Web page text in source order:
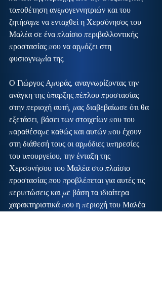
τοποθέτηση ανεμογεννητριών και του
ζητήσαμε να ενταχθεί η Χερσόνησος του
Μαλέα σε ένα πλαίσιο περιβαλλοντικής
προστασίας που να αρμόζει στη
φυσιογνωμία της.
Ο Γιώργος Αμυράς, αναγνωρίζοντας την
ανάγκη της ύπαρξης πέπλου προστασίας
στην περιοχή αυτή, μας διαβεβαίωσε ότι θα
εξετάσει, βάσει των στοιχείων που του
παραθέσαμε καθώς και αυτών που έχουν
στη διάθεσή τους οι αρμόδιες υπηρεσίες
του υπουργείου, την ένταξη της
Χερσονήσου του Μαλέα στο πλαίσιο
προστασίας που προβλέπεται για αυτές τις
περιπτώσεις και με βάση τα ιδιαίτερα
χαρακτηριστικά που η περιοχή του Μαλέα